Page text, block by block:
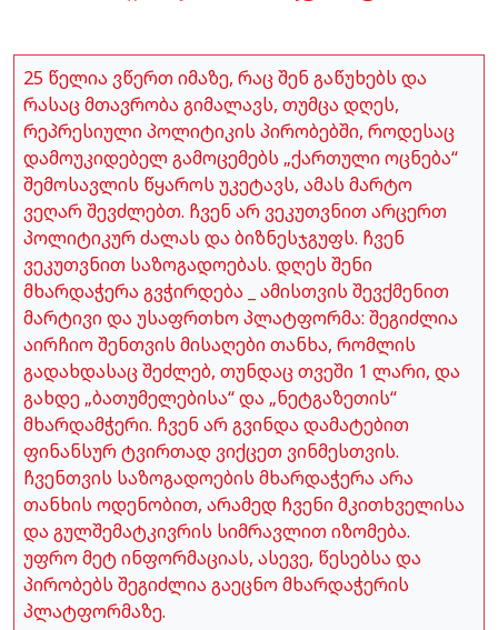
25 წელია ვწერთ იმაზე, რაც შენ გაწუხებს და
რასაც მთავრობა გიმალავს, თუმცა დღეს,
რეპრესიული პოლიტიკის პირობებში, როდესაც
დამოუკიდებელ გამოცემებს „ქართული ოცნება“
შემოსავლის წყაროს უკეტავს, ამას მარტო
ვეღარ შევძლებთ. ჩვენ არ ვეკუთვნით არცერთ
პოლიტიკურ ძალას და ბიზნესჯგუფს. ჩვენ
ვეკუთვნით საზოგადოებას. დღეს შენი
მხარდაჭერა გვჭირდება _ ამისთვის შევქმენით
მარტივი და უსაფრთხო პლატფორმა: შეგიძლია
აირჩიო შენთვის მისაღები თანხა, რომლის
გადახდასაც შეძლებ, თუნდაც თვეში 1 ლარი, და
გახდე „ბათუმელებისა“ და „ნეტგაზეთის“
მხარდამჭერი. ჩვენ არ გვინდა დამატებით
ფინანსურ ტვირთად ვიქცეთ ვინმესთვის.
ჩვენთვის საზოგადოების მხარდაჭერა არა
თანხის ოდენობით, არამედ ჩვენი მკითხველისა
და გულშემატკივრის სიმრავლით იზომება.
უფრო მეტ ინფორმაციას, ასევე, წესებსა და
პირობებს შეგიძლია გაეცნო მხარდაჭერის
პლატფორმაზე.